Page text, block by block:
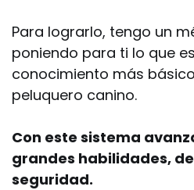
Para lograrlo, tengo un
poniendo para ti lo que
conocimiento más
peluquero canino.
Con este sistema
grandes habilidades,
seguridad.